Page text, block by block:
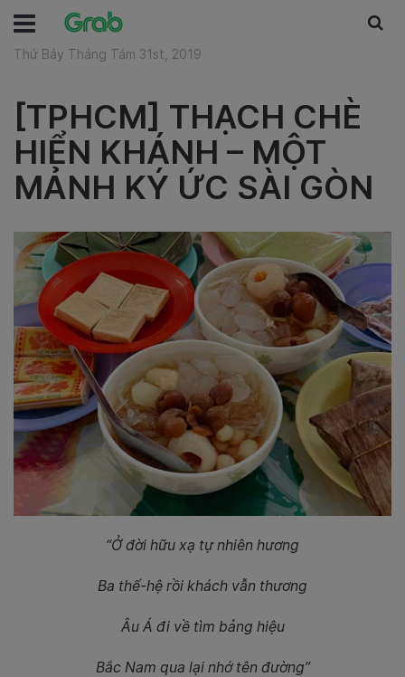
Thứ Bảy Tháng Tám 31st, 2019
[TPHCM] THẠCH CHÈ
HIỂN KHÁNH – MỘT
MẢNH KÝ ỨC SÀI GÒN
“Ở đời hữu xạ tự nhiên hương
Ba thế-hệ rồi khách vẫn thương
Âu Á đi về tìm bảng hiệu
Bắc Nam qua lại nhớ tên đường”